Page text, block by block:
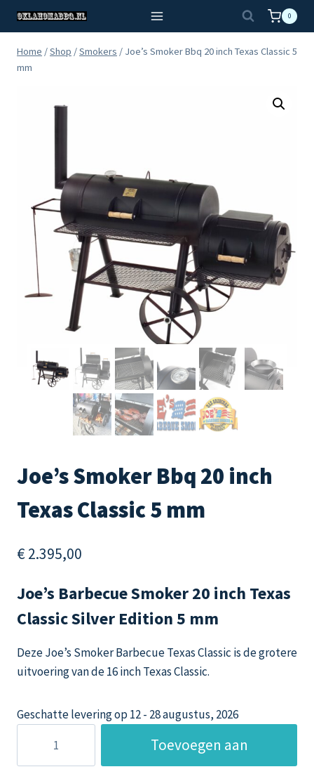
Doorgaan
inhoud
0
Home /Shop /Smokers / Joe’s Smoker Bbq 20 inch Texas Classic 5
mm
Joe’s Smoker Bbq 20 inch
Texas Classic 5 mm
€ 2.395,00
Joe’s Barbecue Smoker 20 inch Texas
Classic Silver Edition 5 mm
Deze Joe’s Smoker Barbecue Texas Classic is de grotere
uitvoering van de 16 inch Texas Classic.
Geschatte levering op 12 - 28 augustus, 2026
Smoker
Bbq
Toevoegen aan